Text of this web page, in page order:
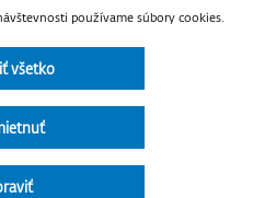
používame súbory cookies.
všetko
cookies
prístupnosti